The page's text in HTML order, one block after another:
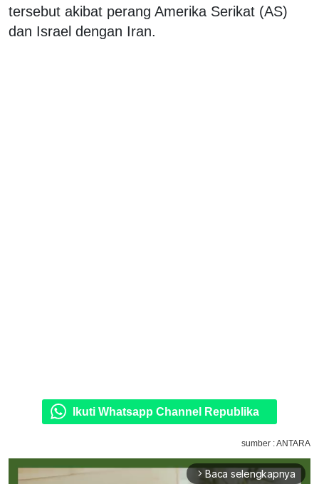
tersebut akibat perang Amerika Serikat (AS)
dan Israel dengan Iran.
Ikuti Whatsapp Channel Republika
sumber : ANTARA
arrow_forward_ios Baca selengkapnya